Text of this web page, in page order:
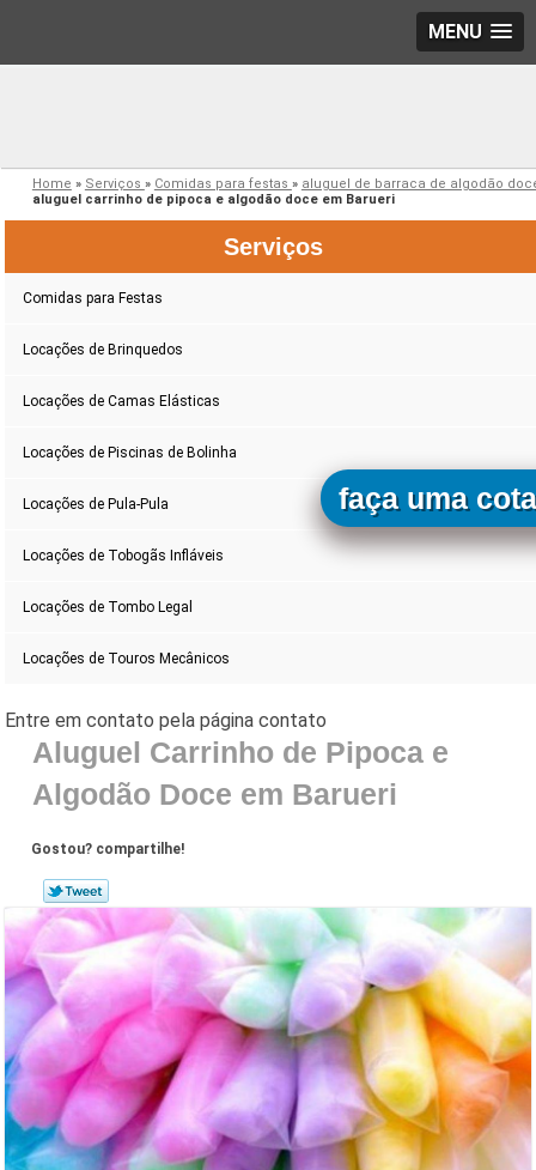
MENU
Home » Serviços » Comidas para festas » aluguel de barraca de algodão
aluguel carrinho de pipoca e algodão doce em Barueri
Serviços
Comidas para Festas
Locações de Brinquedos
Locações de Camas Elásticas
Locações de Piscinas de Bolinha
Locações de Pula-Pula
Locações de Tobogãs Infláveis
Locações de Tombo Legal
Locações de Touros Mecânicos
Aluguel Carrinho de Pipoca e
Algodão Doce em Barueri
Gostou? compartilhe!
faça uma